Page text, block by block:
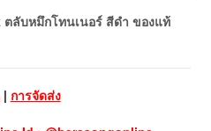
ตลับหมึกโทนเนอร์ สีดำ ของแท้
| การจัดส่ง